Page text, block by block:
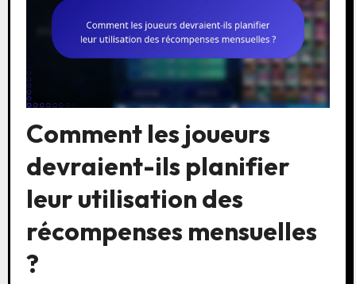
Comment les joueurs
devraient-ils planifier
leur utilisation des
récompenses mensuelles
?